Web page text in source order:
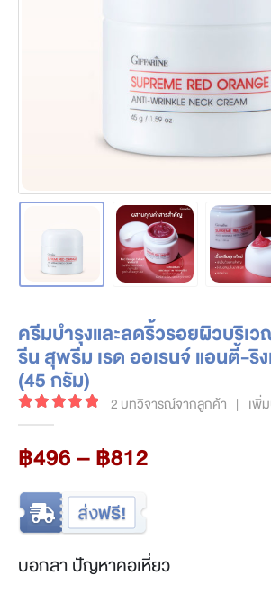
ครีมบำรุงและลดริ้วรอยผิวบริ
รีน สุพรีม เรด ออเรนจ์ แอนตี้-ริ
(45 กรัม)
5.00
2 บทวิจารณ์จากลูกค้า | เพิ่
฿496–฿812
฿812
บอกลา ปัญหาคอเหี่ยว